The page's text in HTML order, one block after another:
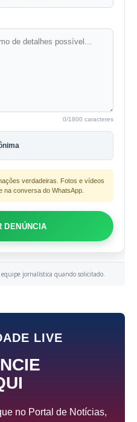
0/1800 caracteres
verdadeiras. Fotos e vídeos
na conversa do WhatsApp.
DENÚNCIA
jornalística quando solicitado.
LIVE
no Portal de Notícias,